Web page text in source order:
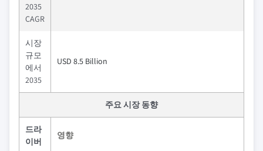
2035
CAGR
시장
규모
에서
2035
USD 8.5 Billion
주요 시장 동향
드라
이버
영향